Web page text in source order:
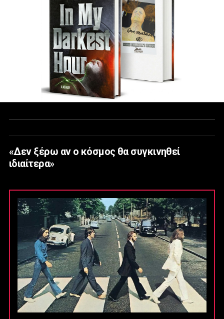
«Δεν ξέρω αν ο κόσμος θα συγκινηθεί
ιδιαίτερα»